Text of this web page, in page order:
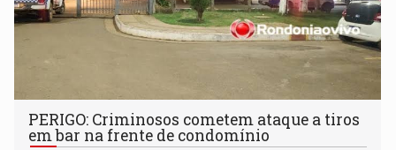
PERIGO: Criminosos cometem ataque a tiros
em bar na frente de condomínio